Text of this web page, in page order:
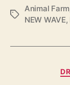
T
s
Animal Farm
NEW WAVE,